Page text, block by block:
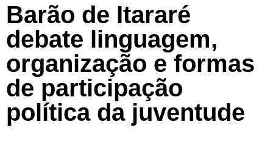
Barão de Itararé
debate linguagem,
organização e formas
de participação
política da juventude